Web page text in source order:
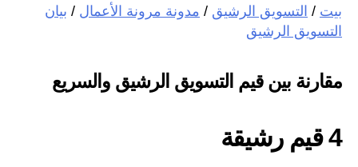
بيت / التسويق الرشيق / مدونة مرونة الأعمال / بيان
التسويق الرشيق
مقارنة بين قيم التسويق الرشيق والسريع
4 قيم رشيقة